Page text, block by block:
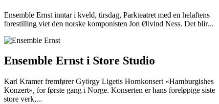
Ensemble Ernst inntar i kveld, tirsdag, Parkteatret med en helaftens
forestilling viet den norske komponisten Jon Øivind Ness. Det blir...
Ensemble Ernst i Store Studio
Karl Kramer fremfører György Ligetis Hornkonsert «Hamburgishes
Konzert», for første gang i Norge. Konserten er hans foreløpige siste
store verk,...